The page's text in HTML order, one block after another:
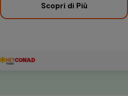
Scopri di Più